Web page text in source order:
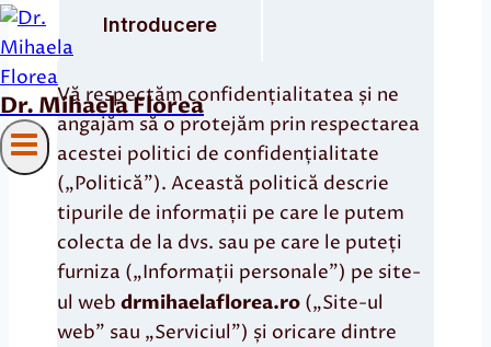
Dr. Mihaela Florea
Introducere
Vă respectăm confidențialitatea și ne
angajăm să o protejăm prin respectarea
acestei politici de confidențialitate
(„Politică”). Această politică descrie
tipurile de informații pe care le putem
colecta de la dvs. sau pe care le puteți
furniza („Informații personale”) pe site-
ul web drmihaelaflorea.ro („Site-ul
web” sau „Serviciul”) și oricare dintre